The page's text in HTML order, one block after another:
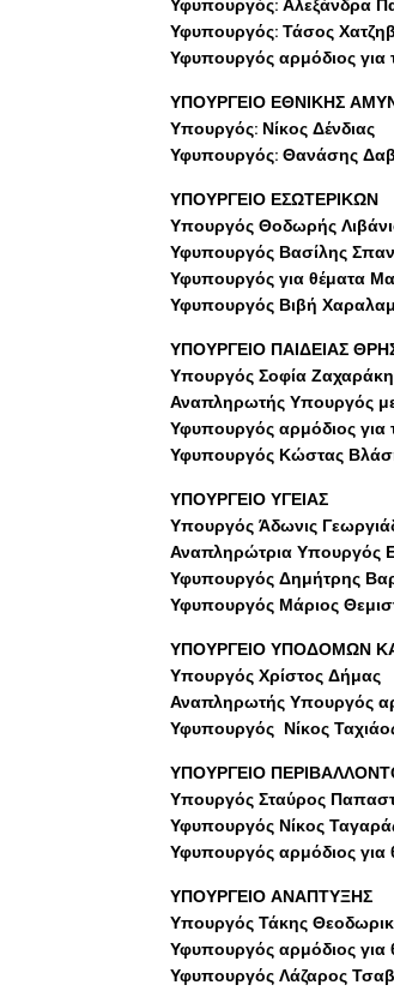
Υφυπουργός: Αλεξάνδρα
Υφυπουργός: Τάσος
Υφυπουργός αρμόδιος
ΥΠΟΥΡΓΕΙΟ ΕΘΝΙΚΗΣ
Υπουργός: Νίκος Δένδιας
Υφυπουργός: Θανάσης
ΥΠΟΥΡΓΕΙΟ ΕΣΩΤΕΡΙΚΩΝ
Υπουργός Θοδωρής
Υφυπουργός Βασίλης
Υφυπουργός για θέματα
Υφυπουργός Βιβή
ΥΠΟΥΡΓΕΙΟ ΠΑΙΔΕΙΑΣ
Υπουργός Σοφία Ζαχαράκη
Αναπληρωτής Υπουργός
Υφυπουργός αρμόδιος για
Υφυπουργός Κώστας
ΥΠΟΥΡΓΕΙΟ ΥΓΕΙΑΣ
Υπουργός Άδωνις
Αναπληρώτρια Υπουργός
Υφυπουργός Δημήτρης
Υφυπουργός Μάριος
ΥΠΟΥΡΓΕΙΟ ΥΠΟΔΟΜΩΝ
Υπουργός Χρίστος Δήμας
Αναπληρωτής Υπουργός
Υφυπουργός Νίκος
ΥΠΟΥΡΓΕΙΟ
Υπουργός Σταύρος
Υφυπουργός Νίκος
Υφυπουργός αρμόδιος για
ΥΠΟΥΡΓΕΙΟ ΑΝΑΠΤΥΞΗΣ
Υπουργός Τάκης
Υφυπουργός αρμόδιος για
Υφυπουργός Λάζαρος